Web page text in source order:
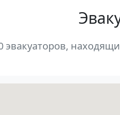
эвакуаторов,